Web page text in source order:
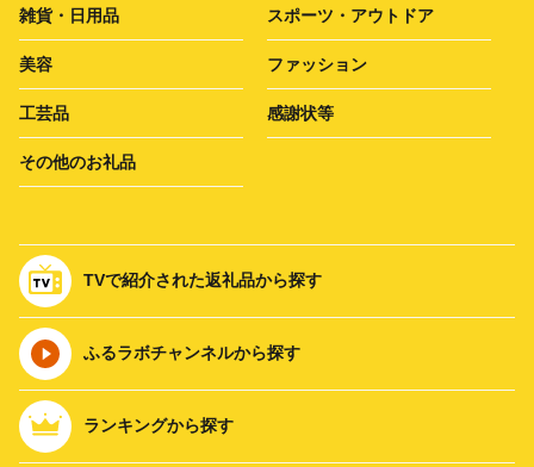
雑貨・日用品 スポーツ・アウトドア
美容 ファッション
工芸品 感謝状等
その他のお礼品
TVで紹介された返礼品から探す
ふるラボチャンネルから探す
ランキングから探す